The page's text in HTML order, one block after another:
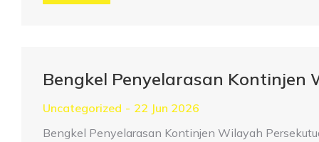
Bengkel Penyelarasan Kontinjen
Uncategorized
22 Jun 2026
Bengkel Penyelarasan Kontinjen Wilayah